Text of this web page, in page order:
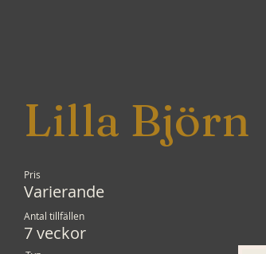
Lilla Björn
Pris
Varierande
Antal tillfällen
7 veckor